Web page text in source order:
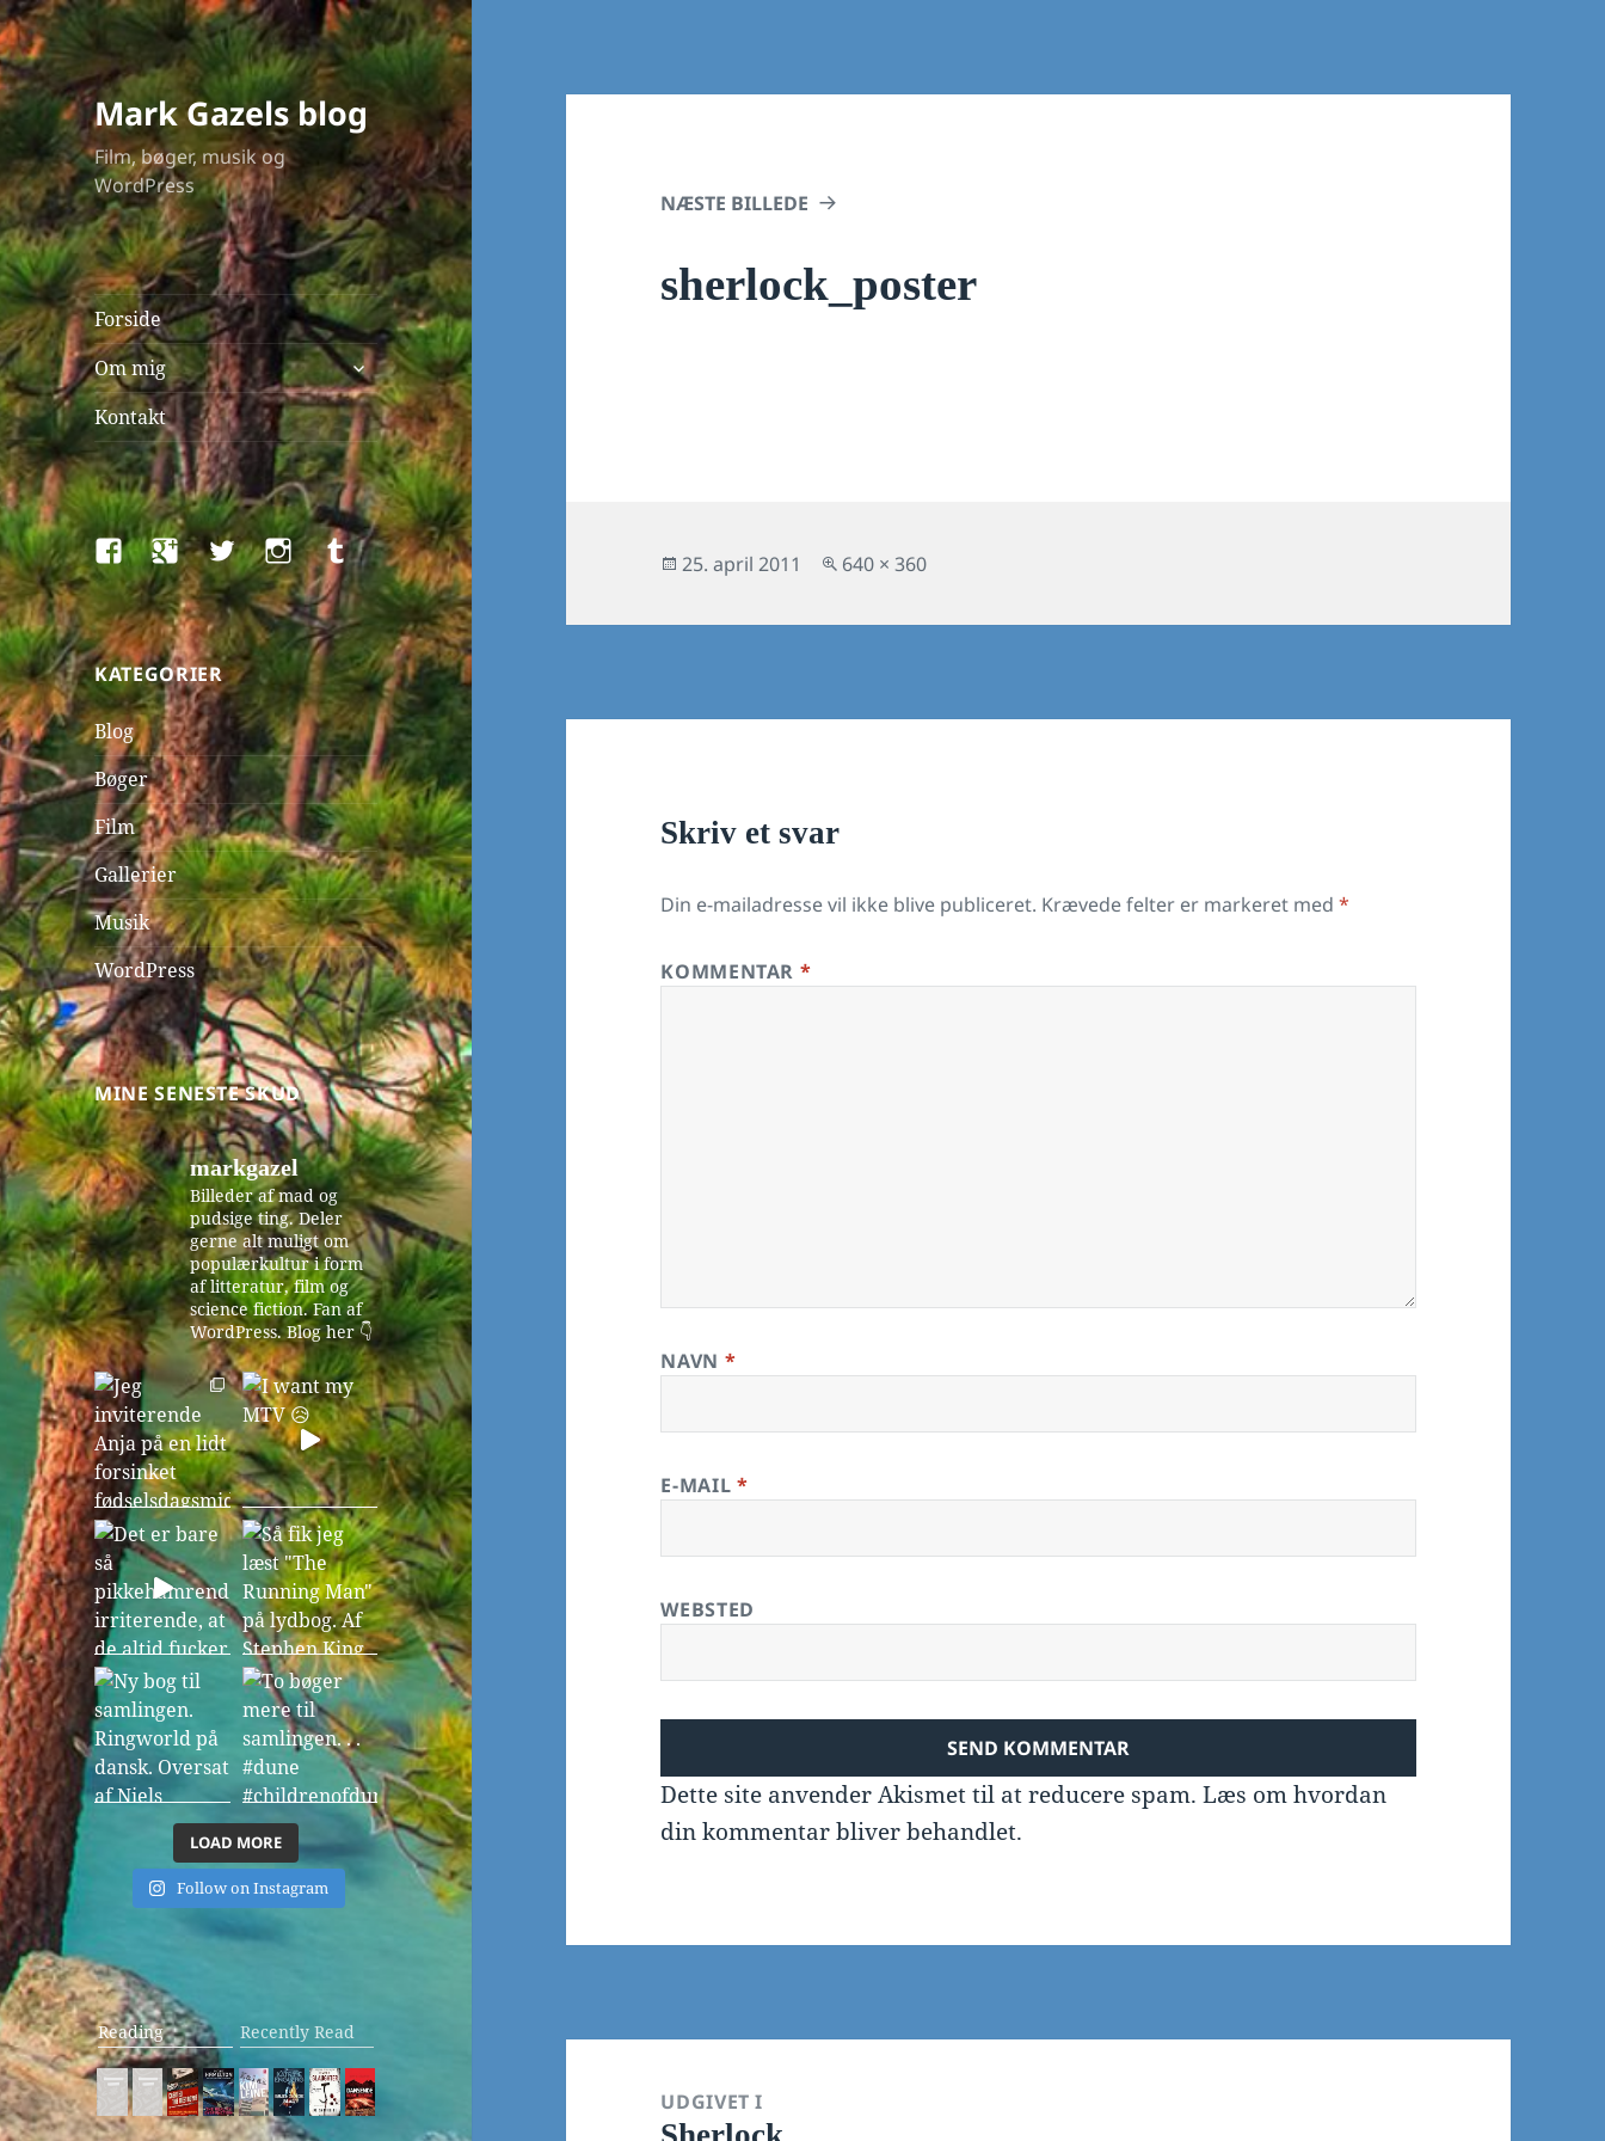
Mark Gazels blog
Film, bøger, musik og
WordPress
Forside
Om mig
udvid
undermenu
Kontakt
FacebookGoogle+TwitterInstagram
Tumblr
KATEGORIER
Blog
Bøger
Film
Gallerier
Musik
WordPress
MINE SENESTE SKUD
markgazel
Billeder af mad og
pudsige ting. Deler
gerne alt muligt om
populærkultur i form
af litteratur, film og
science fiction. Fan af
WordPress.Blog her 👇
LOAD MORE
Follow on Instagram
Reading Recently Read
NÆSTE BILLEDE
sherlock_poster
Udgivet
25. april 2011
Fuld
640 × 360
Skriv et svar
Din e-mailadresse vil ikke blive publiceret. Krævede felter er markeret med*
KOMMENTAR *
NAVN *
E-MAIL *
WEBSTED
Dette site anvender Akismet til at reducere spam.Læs om hvordan
din kommentar bliver behandlet.
UDGIVET I